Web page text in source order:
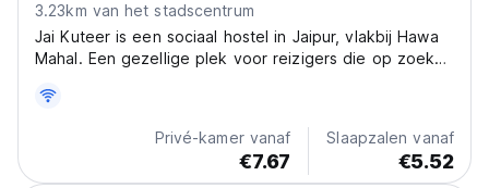
3.23km van het stadscentrum
Jai Kuteer is een sociaal hostel in Jaipur, vlakbij Hawa
Mahal. Een gezellige plek voor reizigers die op zoek
(Auto-translated from original language)
Privé-kamer vanaf
€7.67
Slaapzalen vanaf
€5.52